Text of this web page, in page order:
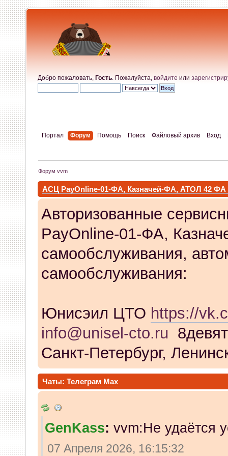
Добро пожаловать, Гость . Пожалуйста, войдите или
Портал Форум Помощь Поиск Файловый архив Вход
Форум vvm
АСЦ PayOnline-01-ФА, Казначей-ФА, АТОЛ 42 ФА
Авторизованные
PayOnline-01-ФА,
самообслуживания,
самообслуживания:
Юнисэил ЦТО https://
info@unisel-cto.ru
Санкт-Петербург,
Чаты:Телеграм Max
GenKass: vvm:Не удаётся
07 Апреля 2026, 16:15:32